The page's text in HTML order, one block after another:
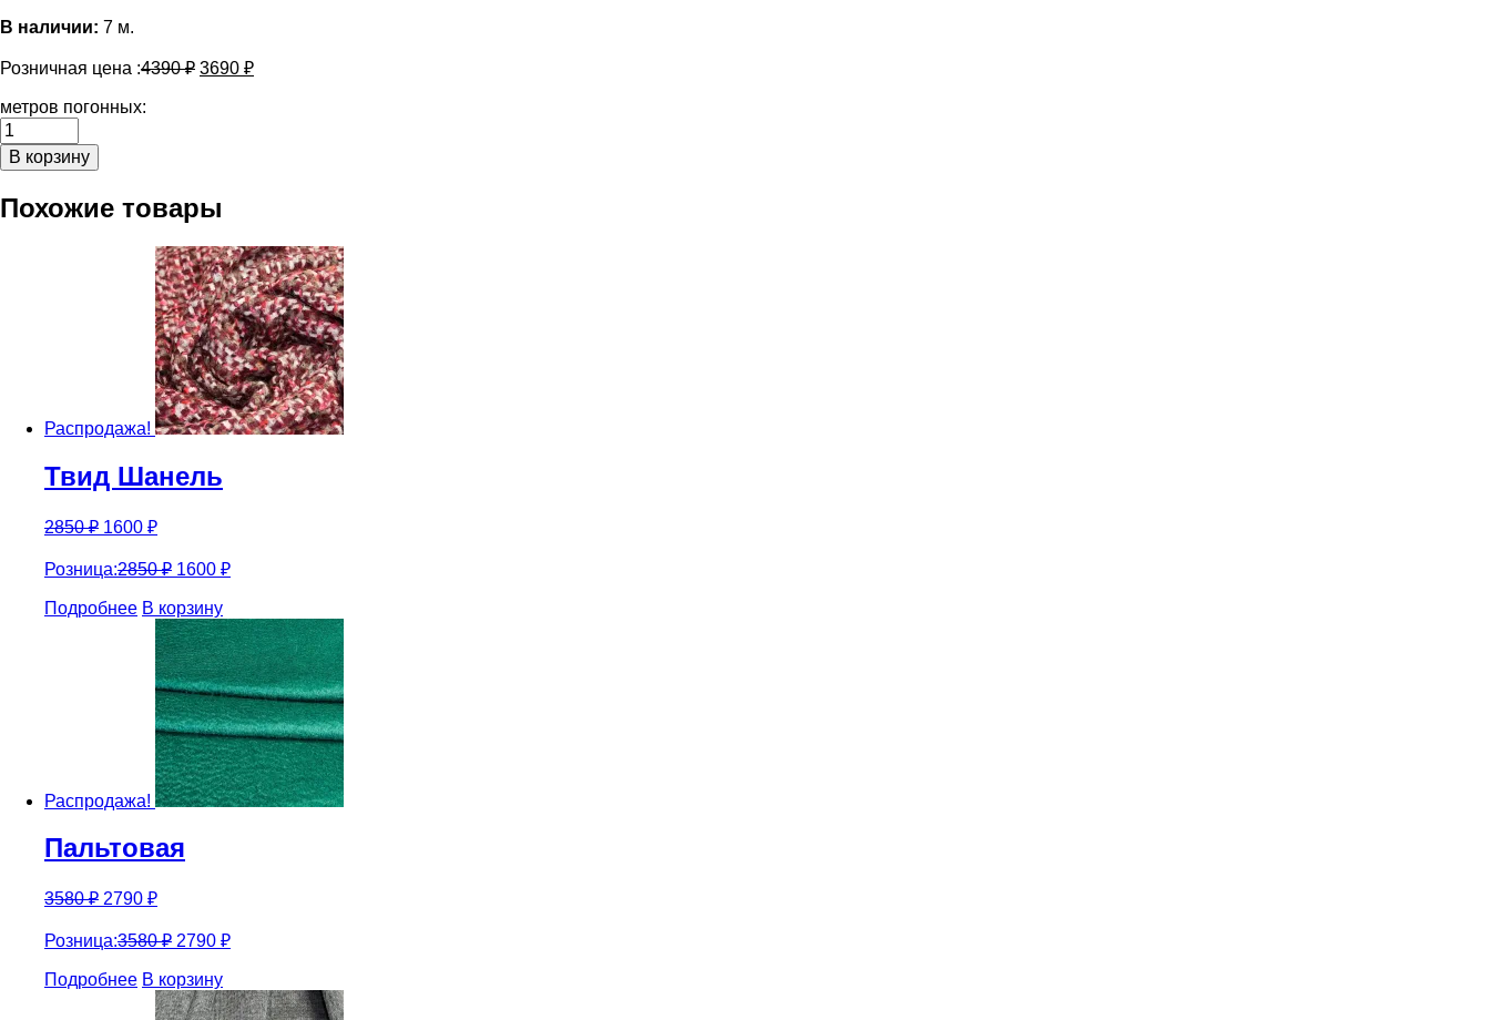
В наличии: 7 м.
Розничная цена :4390₽ 3690 ₽
метров погонных:
Количество
Пальтовая
шерсть
Scervino
В корзину
Похожие товары
Распродажа!
Твид Шанель
2850₽ 1600 ₽
Розница:2850₽ 1600 ₽
Подробнее В корзину
Распродажа!
Пальтовая
3580₽ 2790 ₽
Розница:3580₽ 2790 ₽
Подробнее В корзину